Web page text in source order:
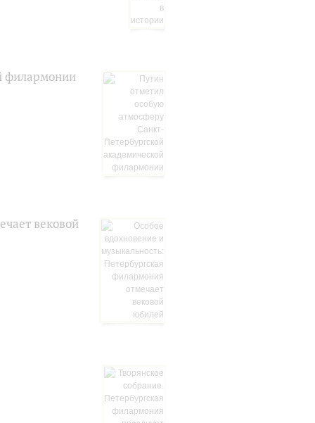
филармонии
вековой